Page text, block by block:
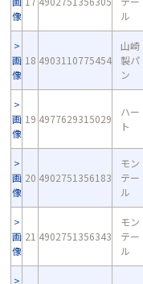
像
ル
画
像
18 4903110775454
山崎
製パ
ン
画
像
19 4977629315029
ハー
ト
画
像
20 4902751356183
モン
テー
ル
画
像
21 4902751356343
モン
テー
ル